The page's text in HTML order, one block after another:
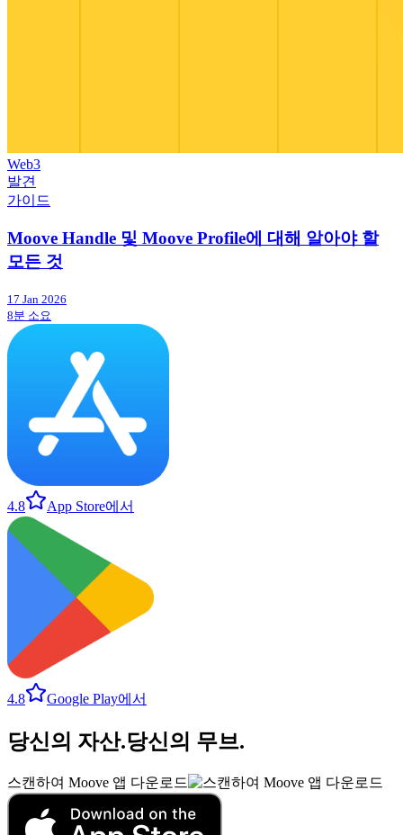
Web3
발견
가이드
Moove Handle 및 Moove Profile에 대해 알아야 할
모든 것
17 Jan 2026
8분 소요
4.8 App Store에서
4.8 Google Play에서
당신의 자산.당신의 무브.
스캔하여 Moove 앱 다운로드